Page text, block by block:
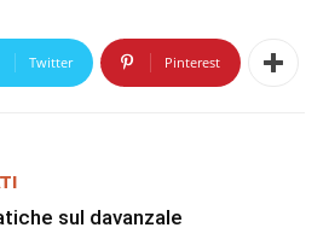
Twitter Pinterest
sul davanzale